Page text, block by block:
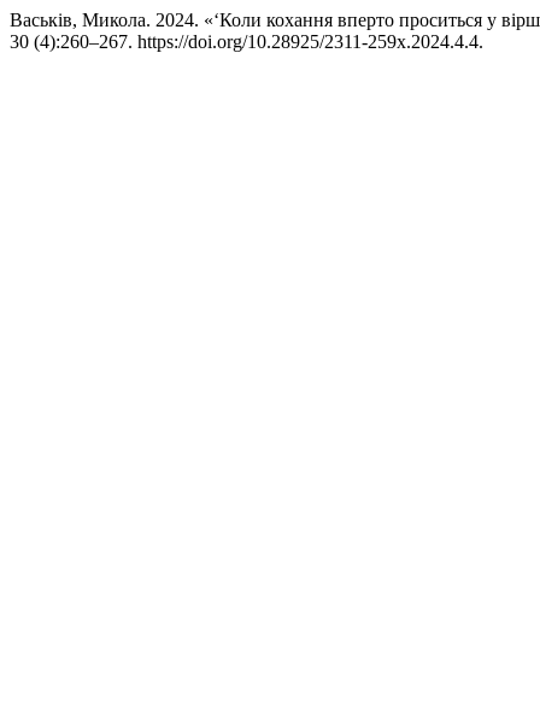
Васьків, Микола. 2024. «‘Коли кохання вперто проситься у
30 (4):260–267. https://doi.org/10.28925/2311-259x.2024.4.4.